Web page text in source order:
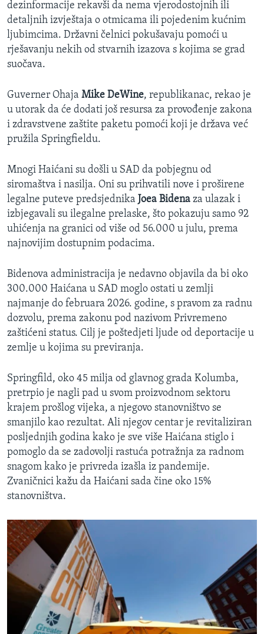
dezinformacije rekavši da nema vjerodostojnih ili
detaljnih izvještaja o otmicama ili pojedenim kućnim
ljubimcima. Državni čelnici pokušavaju pomoći u
rješavanju nekih od stvarnih izazova s kojima se grad
suočava.
Guverner Ohaja Mike DeWine, republikanac, rekao je
u utorak da će dodati još resursa za provođenje zakona
i zdravstvene zaštite paketu pomoći koji je država već
pružila Springfieldu.
Mnogi Haićani su došli u SAD da pobjegnu od
siromaštva i nasilja. Oni su prihvatili nove i proširene
legalne puteve predsjednika Joea Bidena za ulazak i
izbjegavali su ilegalne prelaske, što pokazuju samo 92
uhićenja na granici od više od 56.000 u julu, prema
najnovijim dostupnim podacima.
Bidenova administracija je nedavno objavila da bi oko
300.000 Haićana u SAD moglo ostati u zemlji
najmanje do februara 2026. godine, s pravom za radnu
dozvolu, prema zakonu pod nazivom Privremeno
zaštićeni status. Cilj je poštedjeti ljude od deportacije u
zemlje u kojima su previranja.
Springfild, oko 45 milja od glavnog grada Kolumba,
pretrpio je nagli pad u svom proizvodnom sektoru
krajem prošlog vijeka, a njegovo stanovništvo se
smanjilo kao rezultat. Ali njegov centar je revitaliziran
posljednjih godina kako je sve više Haićana stiglo i
pomoglo da se zadovolji rastuća potražnja za radnom
snagom kako je privreda izašla iz pandemije.
Zvaničnici kažu da Haićani sada čine oko 15%
stanovništva.